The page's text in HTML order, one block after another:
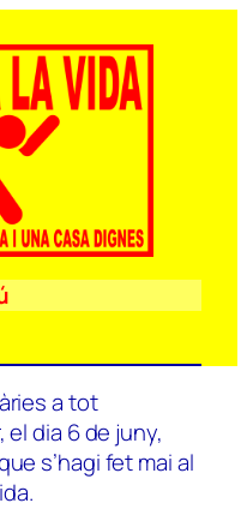
a tot
dia 6 de juny,
s’hagi fet mai al